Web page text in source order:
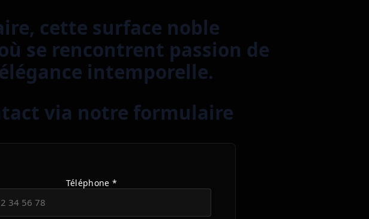
cette surface noble
se rencontrent passion de
intemporelle.
via notre formulaire
Téléphone *